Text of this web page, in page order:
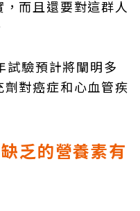
而且還要對這群人
試驗預計將闡明多
對癌症和心血管疾
乏的營養素有